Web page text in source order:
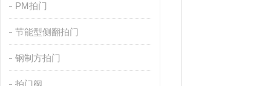
PM拍门
节能型侧翻拍门
钢制方拍门
拍门阀